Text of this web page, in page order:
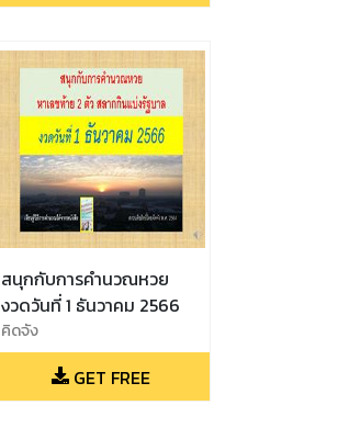
สนุกกับการคำนวณหวย
งวดวันที่ 1 ธันวาคม 2566
คิดจัง
GET FREE